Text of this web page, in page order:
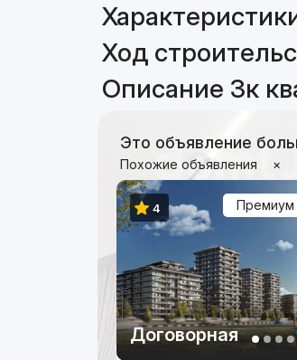
Ход
Описание 3к
Это объявление
Похожие объявления ×
Премиум
Договорная
4